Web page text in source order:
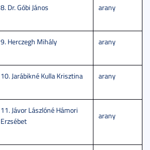
8. Dr. Góbi János arany
9. Herczegh Mihály arany
10. Jarábikné Kulla Krisztina arany
11. Jávor Lászlóné Hámori
Erzsébet
arany